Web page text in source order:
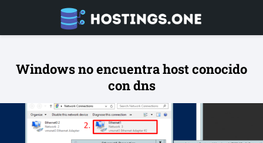
Windows no encuentra host conocido
con dns